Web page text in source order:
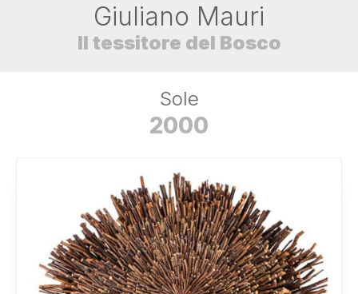
Giuliano Mauri
Il tessitore del Bosco
Sole
2000